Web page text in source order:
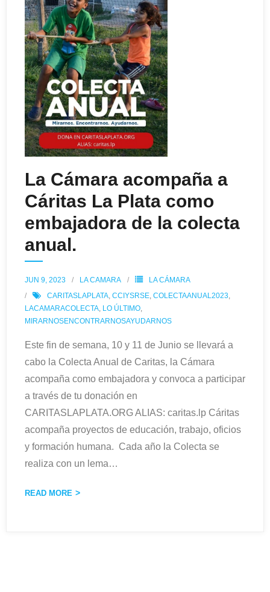
La Cámara acompaña a
Cáritas La Plata como
embajadora de la colecta
anual.
JUN 9, 2023 LA CAMARA
LA CÁMARA
CARITASLAPLATA, CCIYSRSE, COLECTAANUAL2023,
LACAMARACOLECTA, LO ÚLTIMO,
MIRARNOSENCONTRARNOSAYUDARNOS
Este fin de semana, 10 y 11 de Junio se llevará a
cabo la Colecta Anual de Caritas, la Cámara
acompaña como embajadora y convoca a participar
a través de tu donación en
CARITASLAPLATA.ORG ALIAS: caritas.lp Cáritas
acompaña proyectos de educación, trabajo, oficios
y formación humana. Cada año la Colecta se
realiza con un lema…
READ MORE